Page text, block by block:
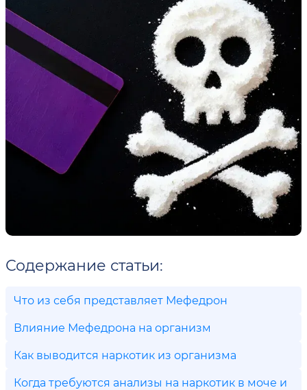
Содержание статьи:
Что из себя представляет Мефедрон
Влияние Мефедрона на организм
Как выводится наркотик из организма
Когда требуются анализы на наркотик в моче и